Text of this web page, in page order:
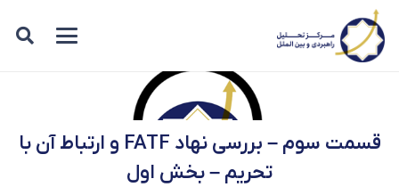
قسمت سوم – بررسی نهاد FATF و ارتباط آن با
تحریم – بخش اول